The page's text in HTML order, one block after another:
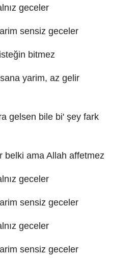
geceler
sensiz geceler
bitmez
yarim, az gelir
gelsen bile bi' şey fark
belki ama Allah affetmez
geceler
sensiz geceler
geceler
sensiz geceler